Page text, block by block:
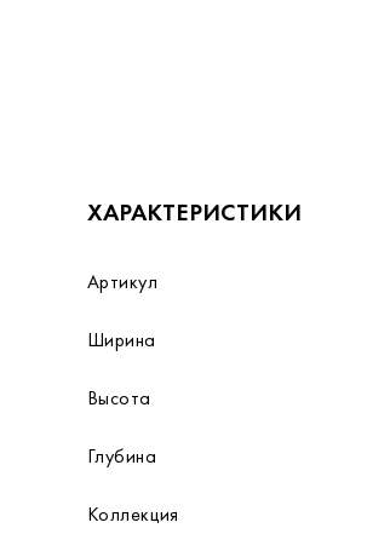
ХАРАКТЕРИСТИКИ
Артикул
Ширина
Высота
Глубина
Коллекция